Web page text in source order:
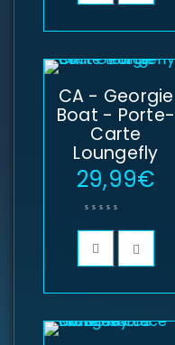
CA - Georgie
Boat - Porte-
Carte
Loungefly
29,99€